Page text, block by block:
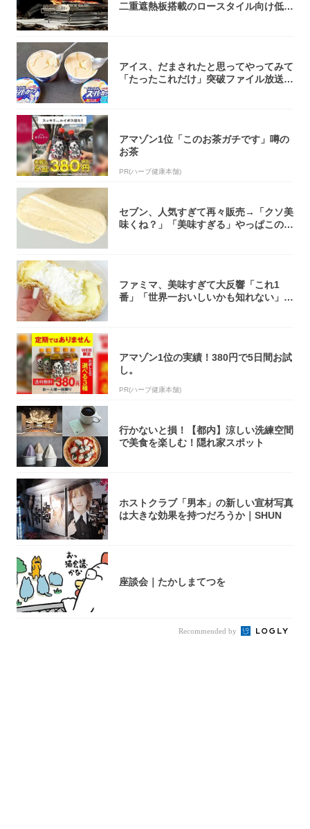
二重遮熱板搭載のロースタイル向け低型
アイス、だまされたと思ってやってみて
「たったこれだけ」突破ファイル放送で
アマゾン1位「このお茶ガチです」噂の
お茶
PR(ハーブ健康本舗)
セブン、人気すぎて再々販売→「クソ美
味くね？」「美味すぎる」やっぱこのク
ファミマ、美味すぎて大反響「これ1
番」「世界一おいしいかも知れない」
アマゾン1位の実績！380円で5日間お試
し。
PR(ハーブ健康本舗)
行かないと損！【都内】涼しい洗練空間
で美食を楽しむ！隠れ家スポット
ホストクラブ「男本」の新しい宣材写真
は大きな効果を持つだろうか｜SHUN
座談会｜たかしまてつを
Recommended by